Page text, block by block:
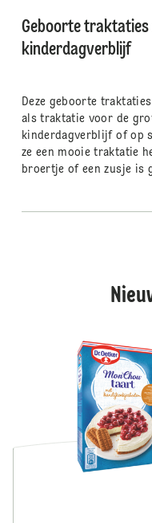
Geboorte traktaties
kinderdagverblijf
Deze geboorte
als traktatie voor de
kinderdagverblijf of op
ze een mooie traktatie
broertje of een zusje is